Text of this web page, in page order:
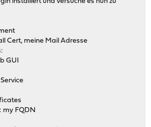
Cert, meine Mail Adresse
GUI
my FQDN